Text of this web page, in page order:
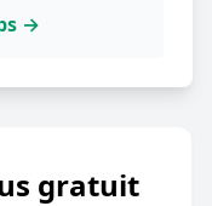
→
gratuit